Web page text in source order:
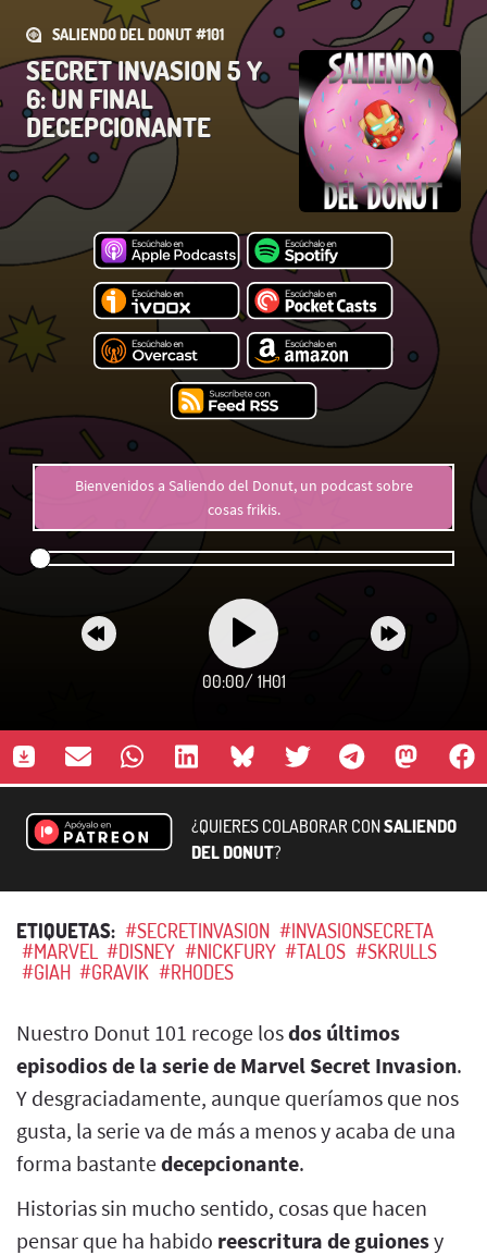
SALIENDO DEL DONUT #101
SECRET INVASION 5 Y
6: UN FINAL
DECEPCIONANTE
Bienvenidos a Saliendo del Donut, un podcast sobre
cosas frikis.
00:00/ 1H01
¿QUIERES COLABORAR CONSALIENDO
DEL DONUT?
ETIQUETAS: #SECRETINVASION #INVASIONSECRETA
#MARVEL #DISNEY #NICKFURY #TALOS #SKRULLS
#GIAH #GRAVIK #RHODES
Nuestro Donut 101 recoge losdos últimos
episodios de la serie de Marvel Secret Invasion.
Y desgraciadamente, aunque queríamos que nos
gusta, la serie va de más a menos y acaba de una
forma bastantedecepcionante.
Historias sin mucho sentido, cosas que hacen
pensar que ha habido reescritura de guionesy